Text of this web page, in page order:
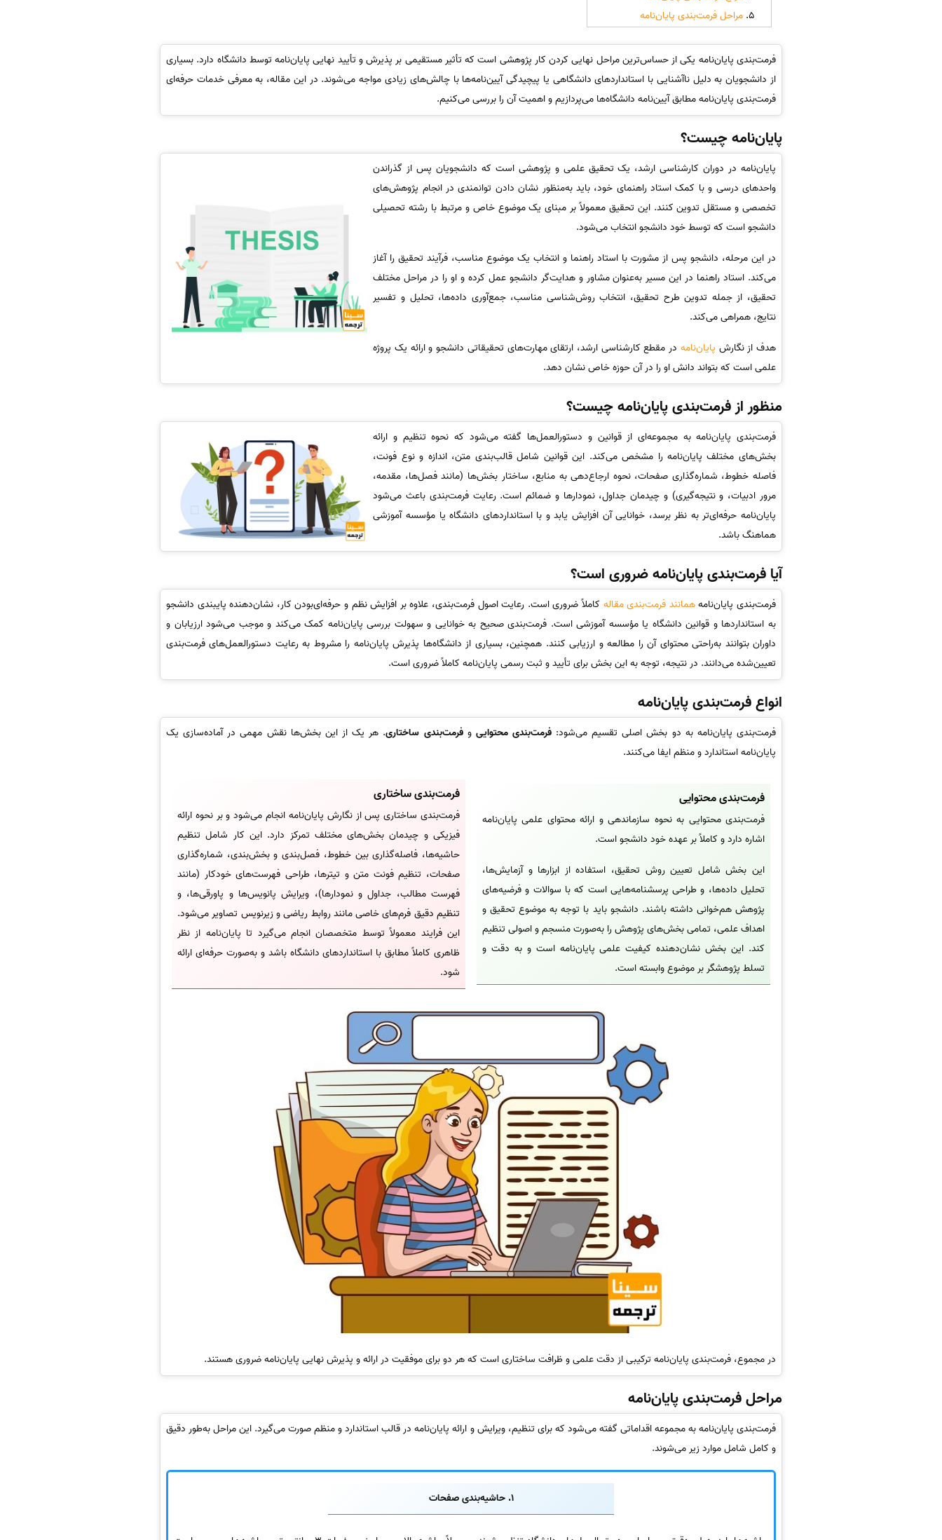
مراحل فرمت‌بندی پایان‌نامه
فرمت‌بندی پایان‌نامه یکی از حساس‌ترین مراحل نهایی کردن کار پژوهشی است که تأثیر مستقیمی بر پذیرش و تأیید نهایی پایان‌نامه توسط دانشگاه دارد. بسیاری
از دانشجویان به دلیل ناآشنایی با استانداردهای دانشگاهی یا پیچیدگی آیین‌نامه‌ها با چالش‌های زیادی مواجه می‌شوند. در این مقاله، به معرفی خدمات حرفه‌ای
فرمت‌بندی پایان‌نامه مطابق آیین‌نامه دانشگاه‌ها می‌پردازیم و اهمیت آن را بررسی می‌کنیم.
پایان‌نامه چیست؟
پایان‌نامه در دوران کارشناسی ارشد، یک تحقیق علمی و پژوهشی است که دانشجویان پس از گذراندن
واحدهای درسی و با کمک استاد راهنمای خود، باید به‌منظور نشان دادن توانمندی در انجام پژوهش‌های
تخصصی و مستقل تدوین کنند. این تحقیق معمولاً بر مبنای یک موضوع خاص و مرتبط با رشته تحصیلی
دانشجو است که توسط خود دانشجو انتخاب می‌شود.
در این مرحله، دانشجو پس از مشورت با استاد راهنما و انتخاب یک موضوع مناسب، فرآیند تحقیق را آغاز
می‌کند. استاد راهنما در این مسیر به‌عنوان مشاور و هدایت‌گر دانشجو عمل کرده و او را در مراحل مختلف
تحقیق، از جمله تدوین طرح تحقیق، انتخاب روش‌شناسی مناسب، جمع‌آوری داده‌ها، تحلیل و تفسیر
نتایج، همراهی می‌کند.
هدف از نگارش پایان‌نامه در مقطع کارشناسی ارشد، ارتقای مهارت‌های تحقیقاتی دانشجو و ارائه یک پروژه
علمی است که بتواند دانش او را در آن حوزه خاص نشان دهد.
منظور از فرمت‌بندی پایان‌نامه چیست؟
فرمت‌بندی پایان‌نامه به مجموعه‌ای از قوانین و دستورالعمل‌ها گفته می‌شود که نحوه تنظیم و ارائه
بخش‌های مختلف پایان‌نامه را مشخص می‌کند. این قوانین شامل قالب‌بندی متن، اندازه و نوع فونت،
فاصله خطوط، شماره‌گذاری صفحات، نحوه ارجاع‌دهی به منابع، ساختار بخش‌ها (مانند فصل‌ها، مقدمه،
مرور ادبیات، و نتیجه‌گیری) و چیدمان جداول، نمودارها و ضمائم است. رعایت فرمت‌بندی باعث می‌شود
پایان‌نامه حرفه‌ای‌تر به نظر برسد، خوانایی آن افزایش یابد و با استانداردهای دانشگاه یا مؤسسه آموزشی
هماهنگ باشد.
آیا فرمت‌بندی پایان‌نامه ضروری است؟
فرمت‌بندی پایان‌نامههمانند فرمت‌بندی مقاله کاملاً ضروری است. رعایت اصول فرمت‌بندی، علاوه بر افزایش نظم و حرفه‌ای‌بودن کار، نشان‌دهنده پایبندی دانشجو
به استانداردها و قوانین دانشگاه یا مؤسسه آموزشی است. فرمت‌بندی صحیح به خوانایی و سهولت بررسی پایان‌نامه کمک می‌کند و موجب می‌شود ارزیابان و
داوران بتوانند به‌راحتی محتوای آن را مطالعه و ارزیابی کنند. همچنین، بسیاری از دانشگاه‌ها پذیرش پایان‌نامه را مشروط به رعایت دستورالعمل‌های فرمت‌بندی
تعیین‌شده می‌دانند. در نتیجه، توجه به این بخش برای تأیید و ثبت رسمی پایان‌نامه کاملاً ضروری است.
انواع فرمت‌بندی پایان‌نامه
فرمت‌بندی پایان‌نامه به دو بخش اصلی تقسیم می‌شود:فرمت‌بندی محتوایی وفرمت‌بندی ساختاری. هر یک از این بخش‌ها نقش مهمی در آماده‌سازی یک
پایان‌نامه استاندارد و منظم ایفا می‌کنند.
فرمت‌بندی محتوایی
فرمت‌بندی محتوایی به نحوه سازماندهی و ارائه محتوای علمی پایان‌نامه
اشاره دارد و کاملاً بر عهده خود دانشجو است.
این بخش شامل تعیین روش تحقیق، استفاده از ابزارها و آزمایش‌ها،
تحلیل داده‌ها، و طراحی پرسشنامه‌هایی است که با سوالات و فرضیه‌های
پژوهش هم‌خوانی داشته باشند. دانشجو باید با توجه به موضوع تحقیق و
اهداف علمی، تمامی بخش‌های پژوهش را به‌صورت منسجم و اصولی تنظیم
کند. این بخش نشان‌دهنده کیفیت علمی پایان‌نامه است و به دقت و
تسلط پژوهشگر بر موضوع وابسته است.
فرمت‌بندی ساختاری
فرمت‌بندی ساختاری پس از نگارش پایان‌نامه انجام می‌شود و بر نحوه ارائه
فیزیکی و چیدمان بخش‌های مختلف تمرکز دارد. این کار شامل تنظیم
حاشیه‌ها، فاصله‌گذاری بین خطوط، فصل‌بندی و بخش‌بندی، شماره‌گذاری
صفحات، تنظیم فونت متن و تیترها، طراحی فهرست‌های خودکار (مانند
فهرست مطالب، جداول و نمودارها)، ویرایش پانویس‌ها و پاورقی‌ها، و
تنظیم دقیق فرم‌های خاصی مانند روابط ریاضی و زیرنویس تصاویر می‌شود.
این فرایند معمولاً توسط متخصصان انجام می‌گیرد تا پایان‌نامه از نظر
ظاهری کاملاً مطابق با استانداردهای دانشگاه باشد و به‌صورت حرفه‌ای ارائه
شود.
در مجموع، فرمت‌بندی پایان‌نامه ترکیبی از دقت علمی و ظرافت ساختاری است که هر دو برای موفقیت در ارائه و پذیرش نهایی پایان‌نامه ضروری هستند.
مراحل فرمت‌بندی پایان‌نامه
فرمت‌بندی پایان‌نامه به مجموعه اقداماتی گفته می‌شود که برای تنظیم، ویرایش و ارائه پایان‌نامه در قالب استاندارد و منظم صورت می‌گیرد. این مراحل به‌طور دقیق
و کامل شامل موارد زیر می‌شوند.
1. حاشیه‌بندی صفحات